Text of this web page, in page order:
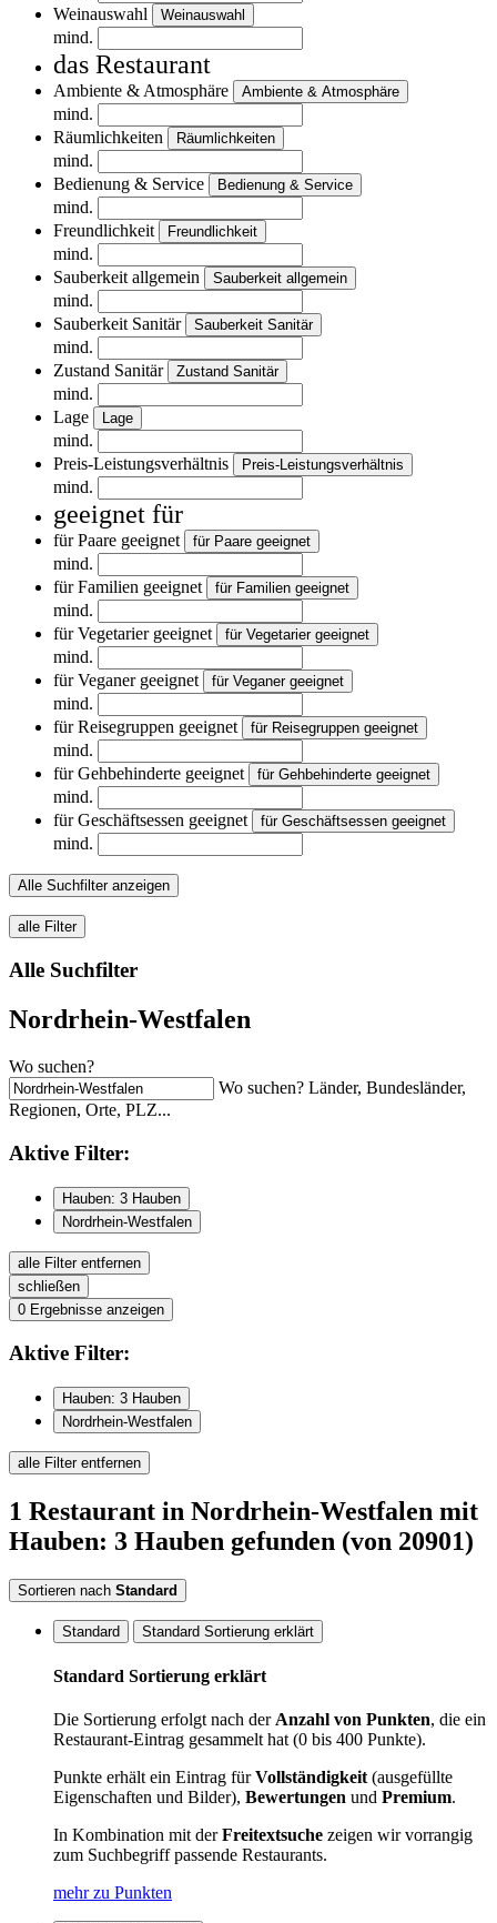
Weinauswahl
Weinauswahl
mind.
das Restaurant
Ambiente & Atmosphäre Ambiente & Atmosphäre
mind.
Räumlichkeiten
Räumlichkeiten
mind.
Bedienung & Service
Bedienung & Service
mind.
Freundlichkeit
Freundlichkeit
mind.
Sauberkeit allgemein
Sauberkeit allgemein
mind.
Sauberkeit Sanitär
Sauberkeit Sanitär
mind.
Zustand Sanitär
Zustand Sanitär
mind.
Lage
Lage
mind.
Preis-Leistungsverhältnis
Preis-Leistungsverhältnis
mind.
geeignet für
für Paare geeignet für Paare geeignet
mind.
für Familien geeignet
für Familien geeignet
mind.
für Vegetarier geeignet
für Vegetarier geeignet
mind.
für Veganer geeignet
für Veganer geeignet
mind.
für Reisegruppen geeignet
für Reisegruppen geeignet
mind.
für Gehbehinderte geeignet
für Gehbehinderte geeignet
mind.
für Geschäftsessen geeignet
für Geschäftsessen geeignet
mind.
Alle Suchfilter anzeigen
alle Filter
Alle Suchfilter
Nordrhein-Westfalen
Wo suchen?
Wo suchen? Länder, Bundesländer,
Regionen, Orte, PLZ...
Aktive Filter:
Hauben: 3 Hauben
Nordrhein-Westfalen
alle Filter entfernen
schließen
0 Ergebnisse anzeigen
Aktive Filter:
Hauben: 3 Hauben
Nordrhein-Westfalen
alle Filter entfernen
1 Restaurant in Nordrhein-Westfalen mit
Hauben: 3 Hauben gefunden (von 20901)
Sortieren nach Standard
Standard Standard Sortierung erklärt
Standard Sortierung erklärt
Die Sortierung erfolgt nach derAnzahl von Punkten, die ein
Restaurant-Eintrag gesammelt hat (0 bis 400 Punkte).
Punkte erhält ein Eintrag fürVollständigkeit(ausgefüllte
Eigenschaften und Bilder), Bewertungen und Premium.
In Kombination mit derFreitextsuche zeigen wir vorrangig
zum Suchbegriff passende Restaurants.
mehr zu Punkten